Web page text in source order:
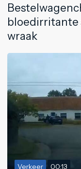
bloedirritante
wraak
Verkeer 00:13